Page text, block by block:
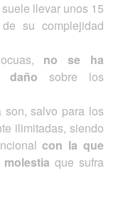
llevar unos 15
su complejidad
no se ha
daño sobre los
salvo para los
ilimitadas, siendo
con la que
que sufra